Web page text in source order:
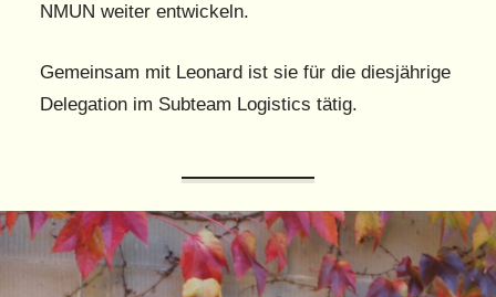
NMUN weiter entwickeln.
Gemeinsam mit Leonard ist sie für die diesjährige
Delegation im Subteam Logistics tätig.